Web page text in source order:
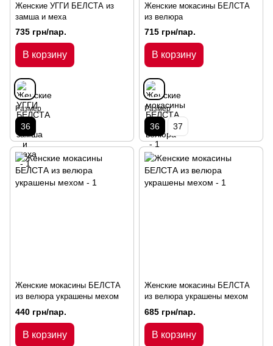
Женские УГГИ БЕЛСТА из
замша и меха
735 грн/пар.
В корзину
Размер
36
Женские мокасины БЕЛСТА
из велюра
715 грн/пар.
В корзину
Размер
36 37
Женские мокасины БЕЛСТА
из велюра украшены мехом
440 грн/пар.
В корзину
Женские мокасины БЕЛСТА
из велюра украшены мехом
685 грн/пар.
В корзину